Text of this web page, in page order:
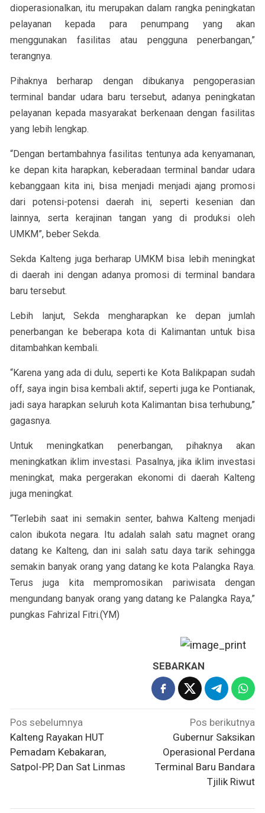
dioperasionalkan, itu merupakan dalam rangka peningkatan
pelayanan kepada para penumpang yang akan
menggunakan fasilitas atau pengguna penerbangan,”
terangnya.
Pihaknya berharap dengan dibukanya pengoperasian
terminal bandar udara baru tersebut, adanya peningkatan
pelayanan kepada masyarakat berkenaan dengan fasilitas
yang lebih lengkap.
“Dengan bertambahnya fasilitas tentunya ada kenyamanan,
ke depan kita harapkan, keberadaan terminal bandar udara
kebanggaan kita ini, bisa menjadi menjadi ajang promosi
dari potensi-potensi daerah ini, seperti kesenian dan
lainnya, serta kerajinan tangan yang di produksi oleh
UMKM”, beber Sekda.
Sekda Kalteng juga berharap UMKM bisa lebih meningkat
di daerah ini dengan adanya promosi di terminal bandara
baru tersebut.
Lebih lanjut, Sekda mengharapkan ke depan jumlah
penerbangan ke beberapa kota di Kalimantan untuk bisa
ditambahkan kembali.
“Karena yang ada di dulu, seperti ke Kota Balikpapan sudah
off, saya ingin bisa kembali aktif, seperti juga ke Pontianak,
jadi saya harapkan seluruh kota Kalimantan bisa terhubung,”
gagasnya.
Untuk meningkatkan penerbangan, pihaknya akan
meningkatkan iklim investasi. Pasalnya, jika iklim investasi
meningkat, maka pergerakan ekonomi di daerah Kalteng
juga meningkat.
“Terlebih saat ini semakin senter, bahwa Kalteng menjadi
calon ibukota negara. Itu adalah salah satu magnet orang
datang ke Kalteng, dan ini salah satu daya tarik sehingga
semakin banyak orang yang datang ke kota Palangka Raya.
Terus juga kita mempromosikan pariwisata dengan
mengundang banyak orang yang datang ke Palangka Raya,”
pungkas Fahrizal Fitri.(YM)
SEBARKAN
Navigasi
pos
Pos sebelumnya
Kalteng Rayakan HUT
Pemadam Kebakaran,
Satpol-PP, Dan Sat Linmas
Pos berikutnya
Gubernur Saksikan
Operasional Perdana
Terminal Baru Bandara
Tjilik Riwut